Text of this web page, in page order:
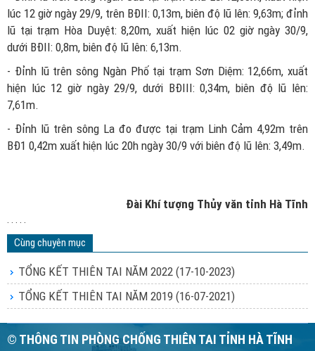
lúc 12 giờ ngày 29/9, trên BĐII: 0,13m, biên độ lũ lên: 9,63m; đỉnh
lũ tại trạm Hòa Duyệt: 8,20m, xuất hiện lúc 02 giờ ngày 30/9,
dưới BĐII: 0,8m, biên độ lũ lên: 6,13m.
- Đỉnh lũ trên sông Ngàn Phố tại trạm Sơn Diệm: 12,66m, xuất
hiện lúc 12 giờ ngày 29/9, dưới BĐIII: 0,34m, biên độ lũ lên:
7,61m.
- Đỉnh lũ trên sông La đo được tại trạm Linh Cảm 4,92m trên
BĐ1 0,42m xuất hiện lúc 20h ngày 30/9 với biên độ lũ lên: 3,49m.
Đài Khí tượng Thủy văn tỉnh Hà Tĩnh
. . . . .
Cùng chuyên mục
TỔNG KẾT THIÊN TAI NĂM 2022 (17-10-2023)
TỔNG KẾT THIÊN TAI NĂM 2019 (16-07-2021)
© THÔNG TIN PHÒNG CHỐNG THIÊN TAI TỈNH HÀ TĨNH